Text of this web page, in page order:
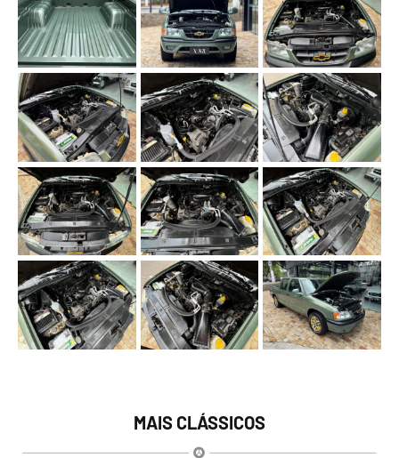
MAIS CLÁSSICOS